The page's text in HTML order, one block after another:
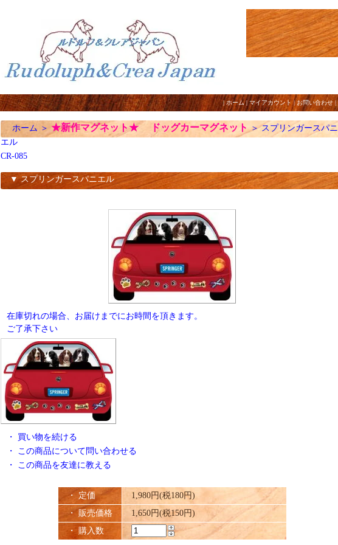
|ホーム|マイアカウント | お問い合わせ |
ホーム ＞★新作マグネット★ ドッグカーマグネット＞スプリンガースパニ
エル
CR-085
▼ スプリンガースパニエル
在庫切れの場合、お届けまでにお時間を頂きます。
ご了承下さい
・ 買い物を続ける
・
この商品について問い合わせる
・
この商品を友達に教える
・ 定価
1,980円(税180円)
・ 販売価格
1,650円(税150円)
・ 購入数